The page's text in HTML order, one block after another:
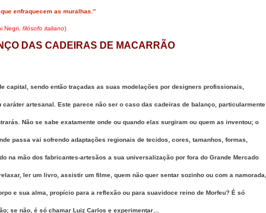
enfraquecem as muralhas.”
Negri, filósofo italiano)
DAS CADEIRAS DE MACARRÃO
capital, sendo então traçadas as suas modelações por designers profissionais,
artesanal. Este parece não ser o caso das cadeiras de balanço, particularmente
Não se sabe exatamente onde ou quando elas surgiram ou quem as inventou; o
passa vai sofrendo adaptações regionais de tecidos, cores, tamanhos, formas,
na mão dos fabricantes-artesãos a sua universalização por fora do Grande Mercado
ler um livro, assistir um filme, quem não quer sentar sozinho ou com a namorada,
e sua alma, propício para a reflexão ou para suavidoce reino de Morfeu? É só
se não, é só chamar Luiz Carlos e experimentar…